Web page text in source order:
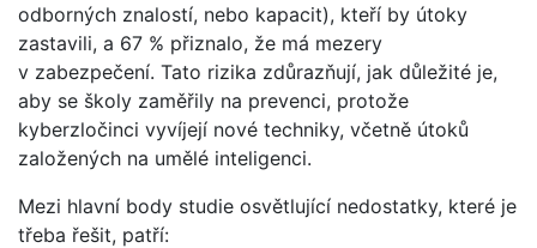
odborných znalostí, nebo kapacit), kteří by útoky
zastavili, a 67 % přiznalo, že má mezery
v zabezpečení. Tato rizika zdůrazňují, jak důležité je,
aby se školy zaměřily na prevenci, protože
kyberzločinci vyvíjejí nové techniky, včetně útoků
založených na umělé inteligenci.
Mezi hlavní body studie osvětlující nedostatky, které je
třeba řešit, patří: